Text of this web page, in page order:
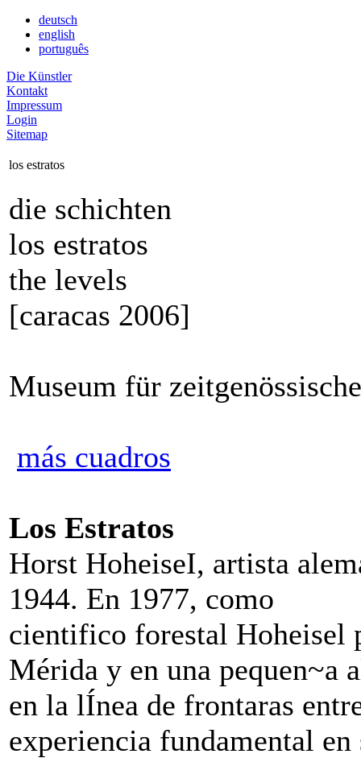
deutsch
english
português
Die Künstler
Kontakt
Impressum
Login
Sitemap
los estratos
die schichten
los estratos
the levels
[caracas 2006]
Museum für
más cuadros
Los Estratos
Horst HoheiseI, artista
1944. En 1977, como
cientifico forestal Hoheisel
Mérida y en una pequen~a
en la lÍnea de frontaras
experiencia fundamental